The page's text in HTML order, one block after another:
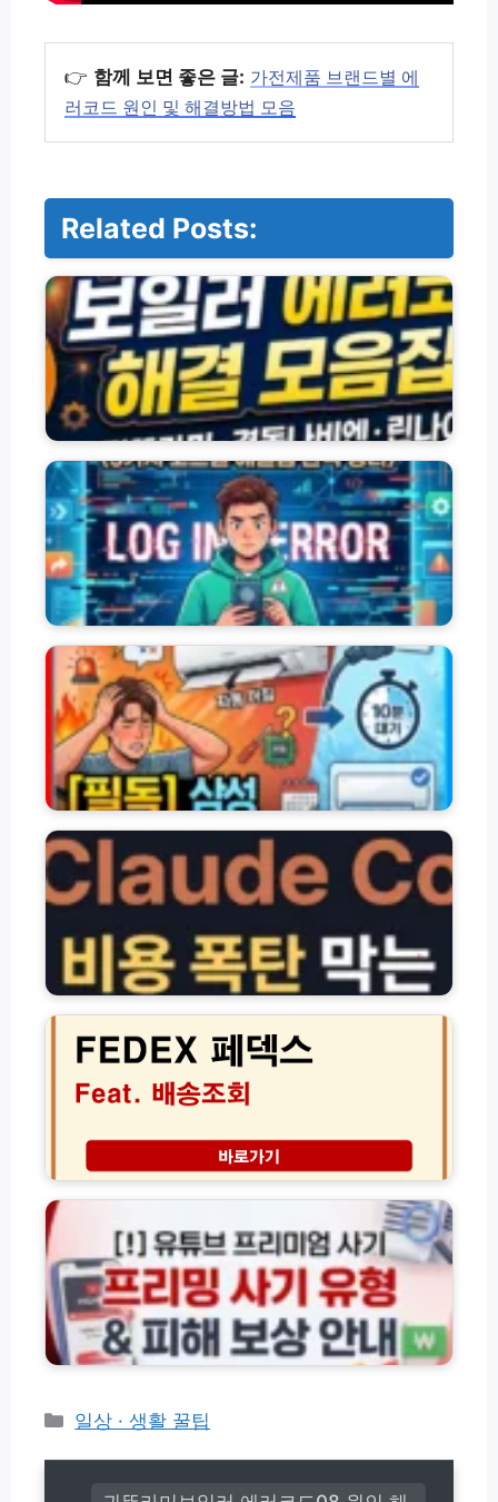
👉 함께 보면 좋은 글: 가전제품 브랜드별 에
러코드 원인 및 해결방법 모음
Related Posts:
브
랜
드
별
보
일
에
러
코
드
원
인
및
해
결
법
모
챗
지
피
티
로
그
인
오
에
러
류
및
해
방
법
(e
r
r
o
3
2
5
0)
성
에
컨
자
동
전
원
꺼
짐
원
인
과
가
단
해
클
로
드
코
드
비
제
비
(+비
방
법)
E
D
송
조
회
방
법
및
고
객
센
화
튜
브
프
리
미
엄
프
리
밍
기
유
카
일상 · 생활 꿀팁